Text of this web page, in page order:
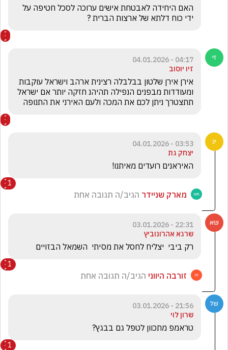
ידי כוח דלתא של ארצות הברית ?
04:17 - 04.01.2026
זיו יוסוב
תתצטרך ניתן לכם את המכה ולעם האירני את התנופה
03:53 - 04.01.2026
יצחק גת
האיראנים רועדים מאיתנו!
1
מארק שניידר הגיב/ה תגובה אחת
22:31 - 03.01.2026
שרגא אהרונוביץ
רק ביבי  יצליח לחסל את מסיתי  השמאל הבזויים
1
זורבה היווני הגיב/ה תגובה אחת
21:56 - 03.01.2026
שרון לוי
טראמפ מתכוון לטפל גם בבגץ?
1